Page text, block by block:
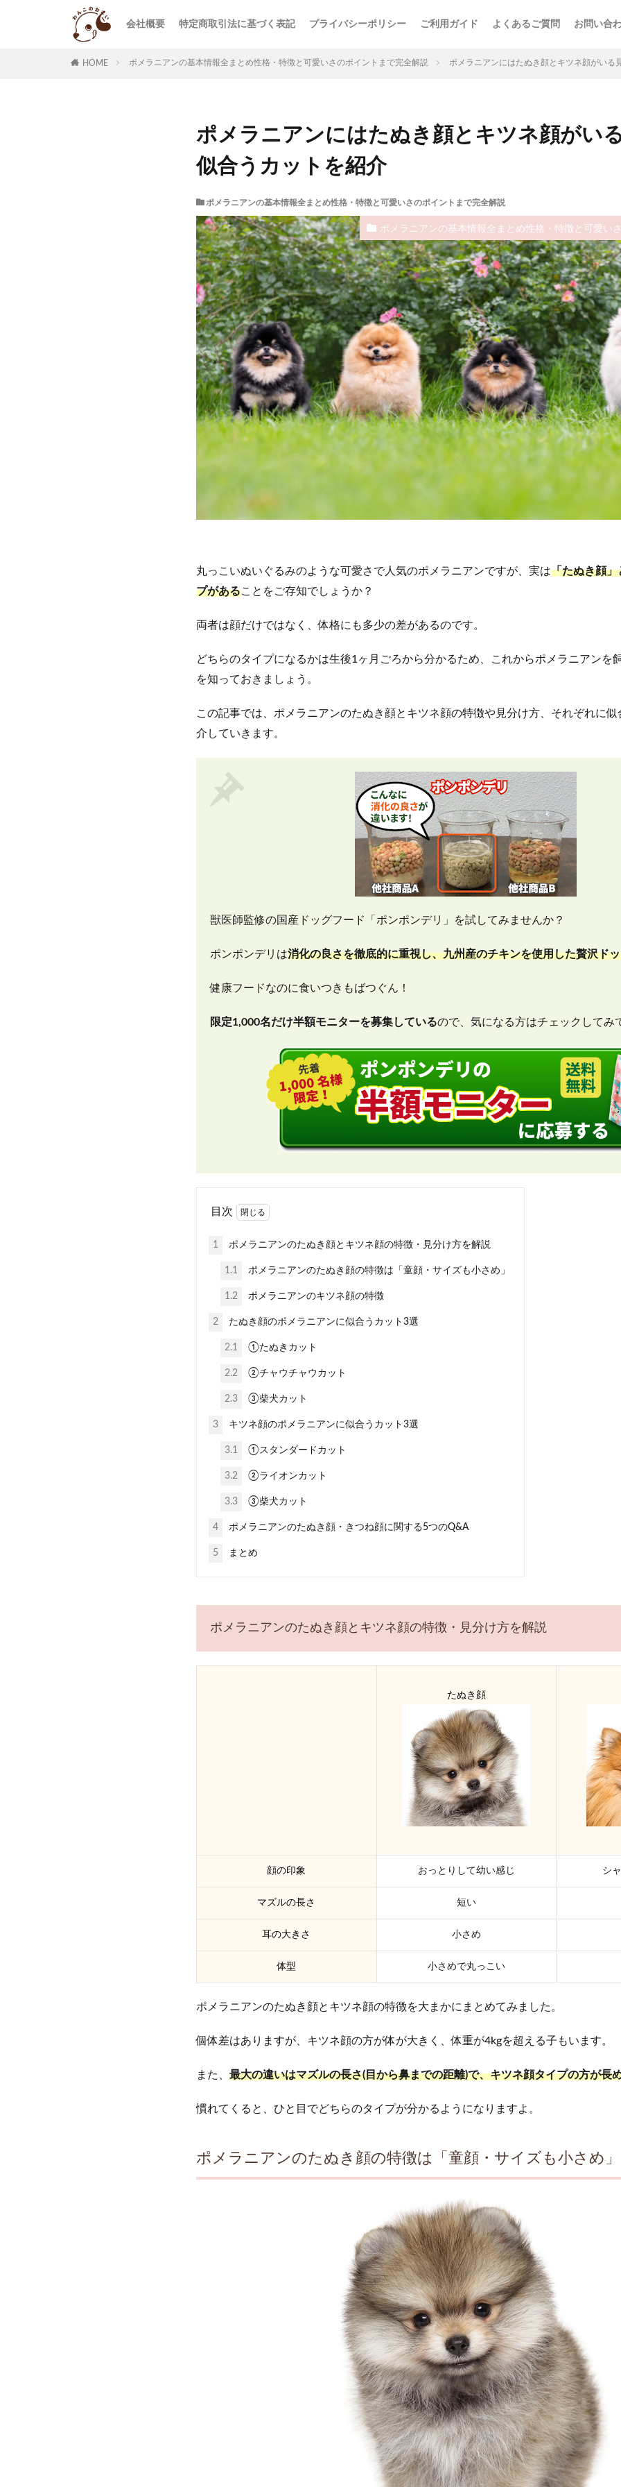
会社概要 特定商取引法に基づく表記 プライバシーポリシー ご利用ガイド よくあるご質問 お問い合
HOME ポメラニアンの基本情報全まとめ性格・特徴と可愛いさのポイントまで完全解説 ポメラニアンにはたぬき顔とキツネ顔がいる
ポメラニアンにはたぬき顔とキツネ顔がい
似合うカットを紹介
ポメラニアンの基本情報全まとめ性格・特徴と可愛いさのポイントまで完全解説
ポメラニアンの基本情報全まとめ性格・特徴と可愛い
丸っこいぬいぐるみのような可愛さで人気のポメラニアンですが、実は「たぬき顔」
プがあることをご存知でしょうか？
両者は顔だけではなく、体格にも多少の差があるのです。
どちらのタイプになるかは生後1ヶ月ごろから分かるため、これからポメラニアンを
を知っておきましょう。
この記事では、ポメラニアンのたぬき顔とキツネ顔の特徴や見分け方、それぞれに
介していきます。
獣医師監修の国産ドッグフード「ポンポンデリ」を試してみませんか？
ポンポンデリは消化の良さを徹底的に重視し、九州産のチキンを使用した贅沢ド
健康フードなのに食いつきもばつぐん！
限定1,000名だけ半額モニターを募集しているので、気になる方はチェックしてみ
目次
1 ポメラニアンのたぬき顔とキツネ顔の特徴・見分け方を解説
1.1 ポメラニアンのたぬき顔の特徴は「童顔・サイズも小さめ」
1.2 ポメラニアンのキツネ顔の特徴
2 たぬき顔のポメラニアンに似合うカット3選
2.1 ①たぬきカット
2.2 ②チャウチャウカット
2.3 ③柴犬カット
3 キツネ顔のポメラニアンに似合うカット3選
3.1 ①スタンダードカット
3.2 ②ライオンカット
3.3 ③柴犬カット
4 ポメラニアンのたぬき顔・きつね顔に関する5つのQ&A
5 まとめ
ポメラニアンのたぬき顔とキツネ顔の特徴・見分け方を解説
たぬき顔
顔の印象 おっとりして幼い感じ シ
マズルの長さ 短い
耳の大きさ 小さめ
体型 小さめで丸っこい
ポメラニアンのたぬき顔とキツネ顔の特徴を大まかにまとめてみました。
個体差はありますが、キツネ顔の方が体が大きく、体重が4kgを超える子もいます。
また、 最大の違いはマズルの長さ(目から鼻までの距離)で、キツネ顔タイプの方が長
慣れてくると、ひと目でどちらのタイプが分かるようになりますよ。
ポメラニアンのたぬき顔の特徴は「童顔・サイズも小さめ」